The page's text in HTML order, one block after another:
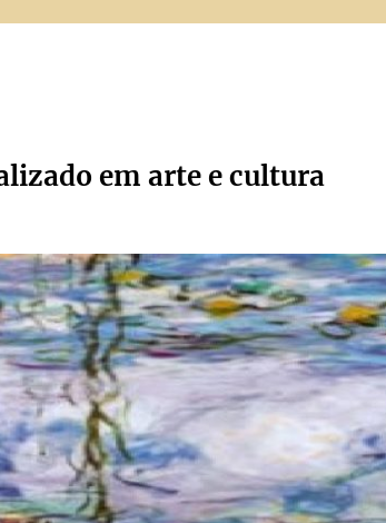
em arte e cultura